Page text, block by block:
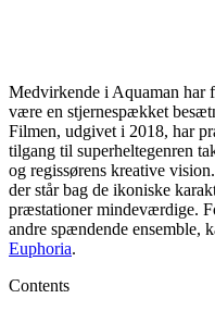
Medvirkende i Aquaman har
være en stjernespækket
Filmen, udgivet i 2018, har
tilgang til superheltegenren
og regissørens kreative
der står bag de ikoniske
præstationer mindeværdige.
andre spændende ensemble,
Euphoria.
Contents